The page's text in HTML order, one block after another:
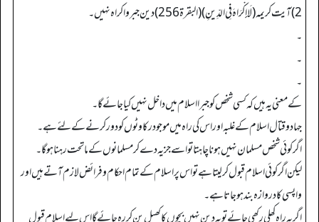
2) آیت کریمہ (لَا إِكْرَاهَ فِي الدِّينِ) (البقرۃ 256) دین جبروا کراہ نہیں۔
۔
۔
۔
کے معنی یہ ہیں کہ کسی شخص کو جبرا اسلام میں داخل نہیں کیا جائے گا۔
جہاد وقتال اسلام کے غلبہ اور اس کی راہ میں موجود رکاوٹوں کو دور کرنے کے لئے ہے۔
اگرکوئی شخص مسلمان نہیں ہونا چاہتا تواسے جزیہ دے کر مسلمانوں کے ماتحت رہنا ہوگا۔
لیکن اگر کوئی اسلام قبول کرلیتا ہے تواس پر اسلام کے تمام احکام و فرائض لازم آتے ہیں اور
واپسی کا دروازہ بند ہوجاتا ہے۔